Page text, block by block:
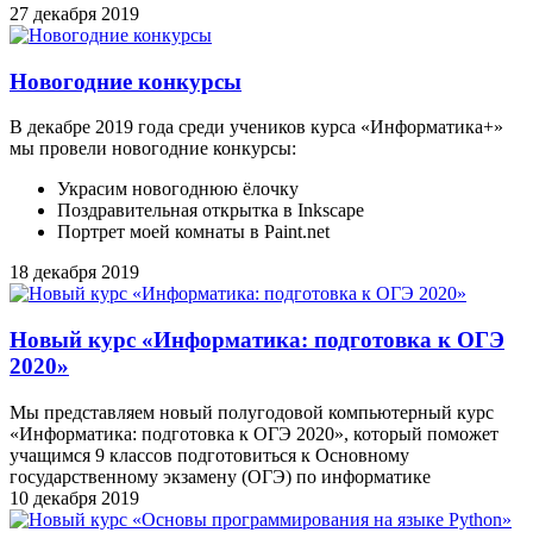
27 декабря 2019
Новогодние конкурсы
В декабре 2019 года среди учеников курса «Информатика+»
мы провели новогодние конкурсы:
Украсим новогоднюю ёлочку
Поздравительная открытка в Inkscape
Портрет моей комнаты в Paint.net
18 декабря 2019
Новый курс «Информатика: подготовка к ОГЭ
2020»
Мы представляем новый полугодовой компьютерный курс
«Информатика: подготовка к ОГЭ 2020», который поможет
учащимся 9 классов подготовиться к Основному
государственному экзамену (ОГЭ) по информатике
10 декабря 2019